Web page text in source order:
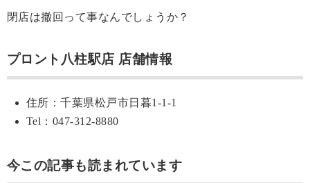
閉店は撤回って事なんでしょうか？
プロント八柱駅店 店舗情報
住所：千葉県松戸市日暮1-1-1
Tel：047-312-8880
今この記事も読まれています